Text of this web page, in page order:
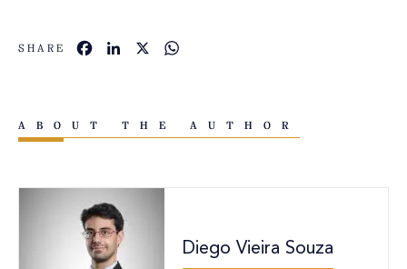
SHARE FacebookLinkedIn
ABOUT THE AUTHOR
Diego Vieira Souza